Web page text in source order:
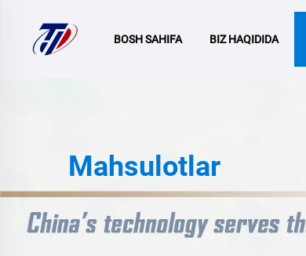
BOSH SAHIFA BIZ HAQIDIDA
Mahsulotlar